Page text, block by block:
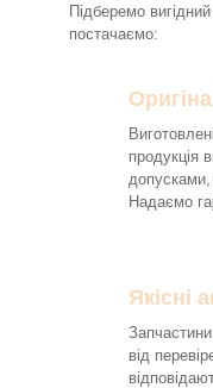
Підберемо
постачаємо:
продукція
допусками,
Надаємо
Якісні
від